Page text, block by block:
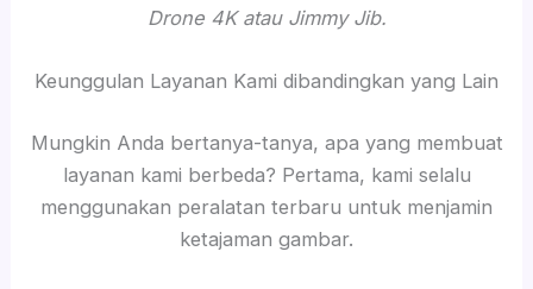
Drone 4K atau Jimmy Jib.
Keunggulan Layanan Kami dibandingkan yang Lain
Mungkin Anda bertanya-tanya, apa yang membuat
layanan kami berbeda? Pertama, kami selalu
menggunakan peralatan terbaru untuk menjamin
ketajaman gambar.